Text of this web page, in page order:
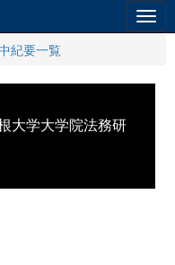
紀要一覧
大学大学院法務研